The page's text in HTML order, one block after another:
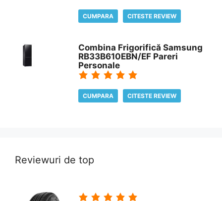
CUMPARA CITESTE REVIEW
Combina Frigorifică Samsung
RB33B610EBN/EF Pareri
Personale
CUMPARA CITESTE REVIEW
Reviewuri de top